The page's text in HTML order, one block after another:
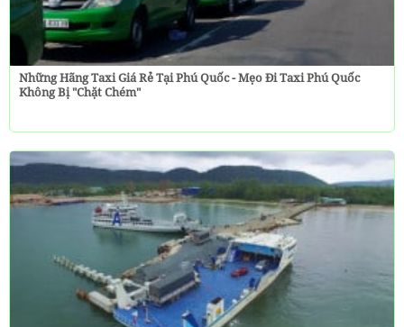
Những Hãng Taxi Giá Rẻ Tại Phú Quốc - Mẹo Đi Taxi Phú Quốc
Không Bị "chặt Chém"